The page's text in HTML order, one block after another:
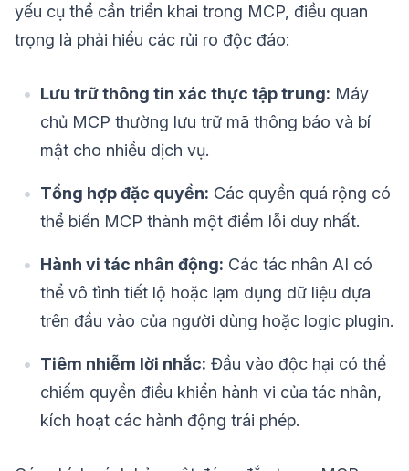
yếu cụ thể cần triển khai trong MCP, điều quan
trọng là phải hiểu các rủi ro độc đáo:
Lưu trữ thông tin xác thực tập trung: Máy
chủ MCP thường lưu trữ mã thông báo và bí
mật cho nhiều dịch vụ.
Tổng hợp đặc quyền: Các quyền quá rộng có
thể biến MCP thành một điểm lỗi duy nhất.
Hành vi tác nhân động: Các tác nhân AI có
thể vô tình tiết lộ hoặc lạm dụng dữ liệu dựa
trên đầu vào của người dùng hoặc logic plugin.
Tiêm nhiễm lời nhắc: Đầu vào độc hại có thể
chiếm quyền điều khiển hành vi của tác nhân,
kích hoạt các hành động trái phép.